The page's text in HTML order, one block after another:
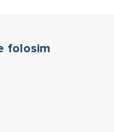
folosim